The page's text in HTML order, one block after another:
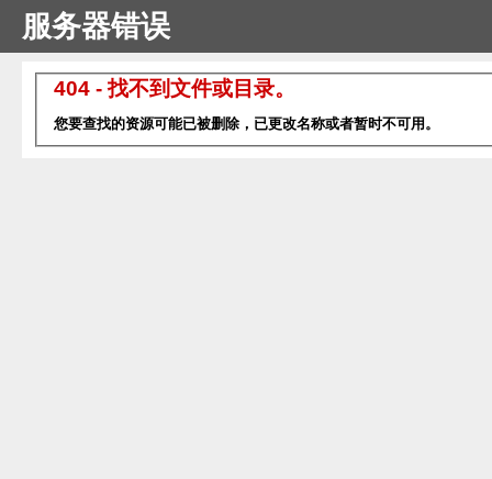
服务器错误
404 - 找不到文件或目录。
您要查找的资源可能已被删除，已更改名称或者暂时不可用。